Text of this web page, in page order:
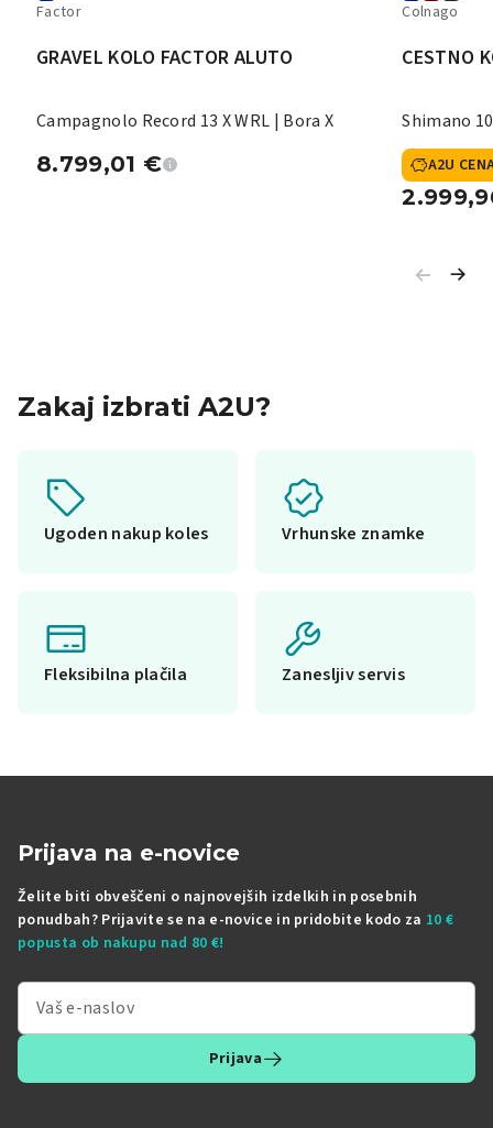
Factor
GRAVEL KOLO FACTOR ALUTO
Campagnolo Record 13 X WRL | Bora X
8.799,01 €
Colnago
CESTNO
Shimano
A2U
Zakaj izbrati A2U?
Ugoden nakup koles Vrhunske znamke
Fleksibilna plačila Zanesljiv servis
Prijava na e-novice
Želite biti obveščeni o najnovejših izdelkih in posebnih
ponudbah? Prijavite se na e-novice in pridobite kodo za 10 €
popusta ob nakupu nad 80 €!
Prijava